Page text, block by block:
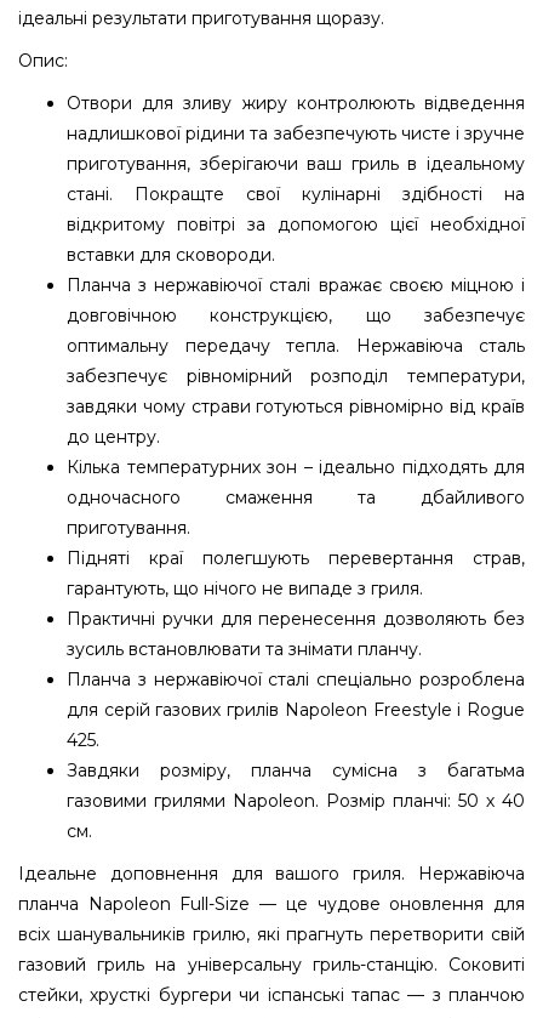
ідеальні результати приготування щоразу.
Опис:
Отвори для зливу жиру контролюють відведення
надлишкової рідини та забезпечують чисте і зручне
приготування, зберігаючи ваш гриль в ідеальному
стані. Покращте свої кулінарні здібності на
відкритому повітрі за допомогою цієї необхідної
вставки для сковороди.
Планча з нержавіючої сталі вражає своєю міцною і
довговічною конструкцією, що забезпечує
оптимальну передачу тепла. Нержавіюча сталь
забезпечує рівномірний розподіл температури,
завдяки чому страви готуються рівномірно від країв
до центру.
Кілька температурних зон – ідеально підходять для
одночасного смаження та дбайливого
приготування.
Підняті краї полегшують перевертання страв,
гарантують, що нічого не випаде з гриля.
Практичні ручки для перенесення дозволяють без
зусиль встановлювати та знімати планчу.
Планча з нержавіючої сталі спеціально розроблена
для серій газових грилів Napoleon Freestyle і Rogue
425.
Завдяки розміру, планча сумісна з багатьма
газовими грилями Napoleon. Розмір планчі: 50 х 40
см.
Ідеальне доповнення для вашого гриля. Нержавіюча
планча Napoleon Full-Size — це чудове оновлення для
всіх шанувальників грилю, які прагнуть перетворити свій
газовий гриль на універсальну гриль-станцію. Соковиті
стейки, хрусткі бургери чи іспанські тапас — з планчою